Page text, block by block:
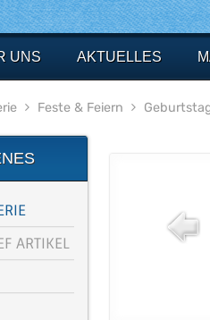
UNS AKTUELLES
Feste & Feiern
ARTIKEL